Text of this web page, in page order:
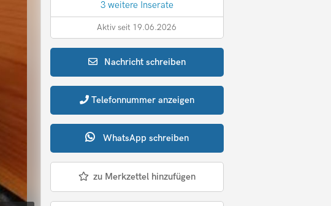
3 weitere Inserate
Aktiv seit 19.06.2026
Nachrichtschreiben
Telefonnummer anzeigen
WhatsApp schreiben
zu Merkzettel hinzufügen